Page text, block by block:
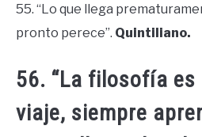
55. “Lo que llega
pronto perece”. Quintiliano.
56. “La filosofía es
viaje, siempre